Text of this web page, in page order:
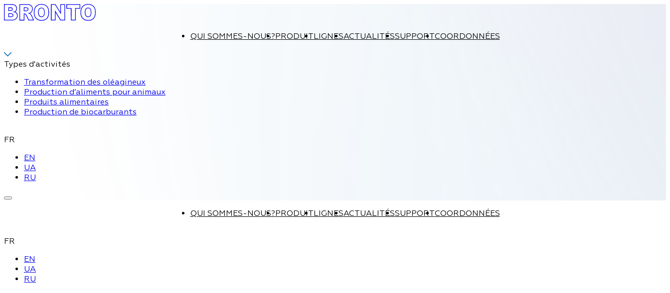
QUI SOMMES-NOUS?PRODUITLIGNESACTUALITÉSSUPPORTCOORDONNÉES
Types d'activités
Transformation des oléagineux
Production d’aliments pour animaux
Produits alimentaires
Production de biocarburants
FR
EN
UA
RU
QUI SOMMES-NOUS?PRODUITLIGNESACTUALITÉSSUPPORTCOORDONNÉES
FR
EN
UA
RU